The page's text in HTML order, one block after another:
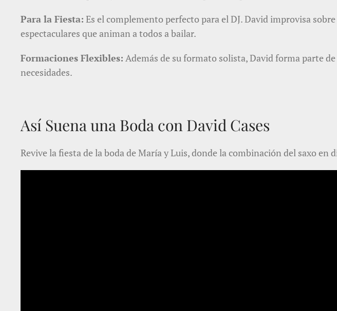
Para la Fiesta: Es el complemento perfecto para el DJ. David improvisa
espectaculares que animan a todos a bailar.
Formaciones Flexibles: Además de su formato solista, David forma parte
necesidades.
Así Suena una Boda con David Cases
Revive la fiesta de la boda de María y Luis, donde la combinación del saxo